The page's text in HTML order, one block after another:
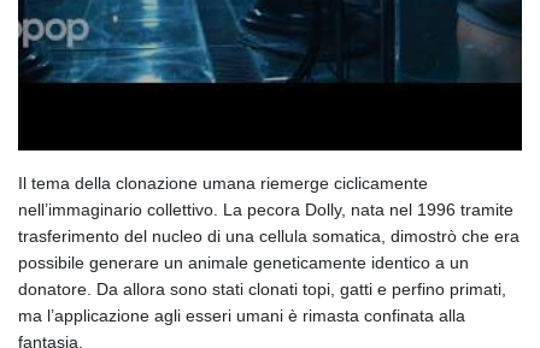
Media Iran, 'Mojtaba Khamenei ha incontrato il presidente
Pezeshkian'
Il tema della clonazione umana riemerge ciclicamente
nell’immaginario collettivo. La pecora Dolly, nata nel 1996 tramite
trasferimento del nucleo di una cellula somatica, dimostrò che era
possibile generare un animale geneticamente identico a un
donatore. Da allora sono stati clonati topi, gatti e perfino primati,
ma l’applicazione agli esseri umani è rimasta confinata alla
fantasia.